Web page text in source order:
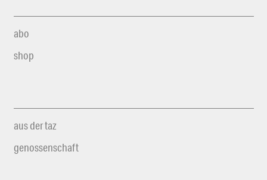
abo
shop
aus der taz
genossenschaft